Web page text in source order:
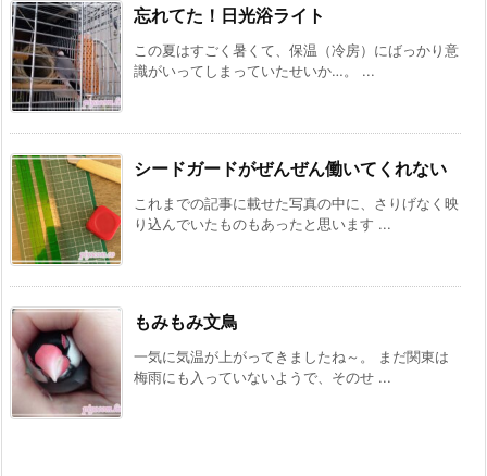
忘れてた！日光浴ライト
この夏はすごく暑くて、保温（冷房）にばっかり意
識がいってしまっていたせいか…。 ...
シードガードがぜんぜん働いてくれない
これまでの記事に載せた写真の中に、さりげなく映
り込んでいたものもあったと思います ...
もみもみ文鳥
一気に気温が上がってきましたね～。 まだ関東は
梅雨にも入っていないようで、そのせ ...